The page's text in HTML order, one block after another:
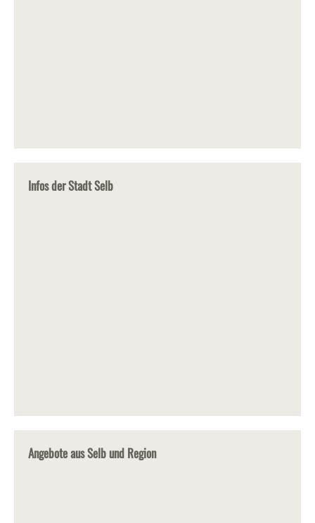
Infos der Stadt Selb
Angebote aus Selb und Region